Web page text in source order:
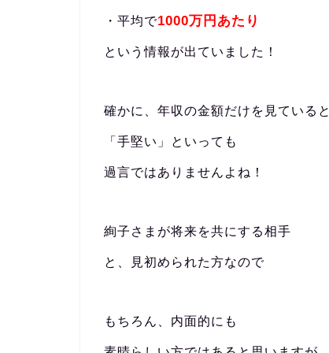
・平均で1000万円あたり
という情報が出ていました！
確かに、年収の金額だけを見ていると
「手堅い」といっても
過言ではありませんよね！
絢子さまが将来を共にする相手
と、見初められた方なので
もちろん、内面的にも